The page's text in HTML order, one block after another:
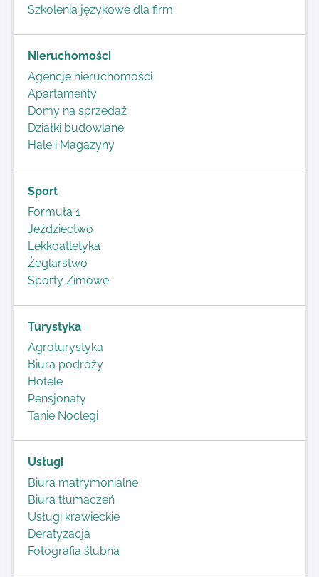
Szkolenia językowe dla firm
Nieruchomości
Agencje nieruchomości
Apartamenty
Domy na sprzedaż
Działki budowlane
Hale i Magazyny
Sport
Formuła 1
Jeździectwo
Lekkoatletyka
Żeglarstwo
Sporty Zimowe
Turystyka
Agroturystyka
Biura podróży
Hotele
Pensjonaty
Tanie Noclegi
Usługi
Biura matrymonialne
Biura tłumaczeń
Usługi krawieckie
Deratyzacja
Fotografia ślubna